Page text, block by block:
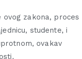
zakona, proces
studente, i
ovakav